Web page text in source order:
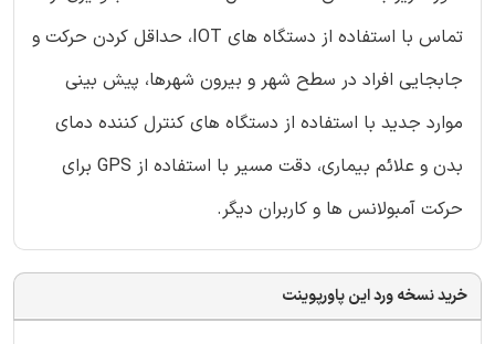
تماس با استفاده از دستگاه های IOT، حداقل کردن حرکت و
جابجایی افراد در سطح شهر و بیرون شهرها، پیش بینی
موارد جدید با استفاده از دستگاه های کنترل کننده دمای
بدن و علائم بیماری، دقت مسیر با استفاده از GPS برای
حرکت آمبولانس ها و کاربران دیگر.
خرید نسخه ورد این پاورپوینت